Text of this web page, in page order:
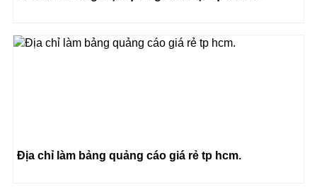
Địa chỉ làm bảng quảng cáo giá rẻ tp hcm.